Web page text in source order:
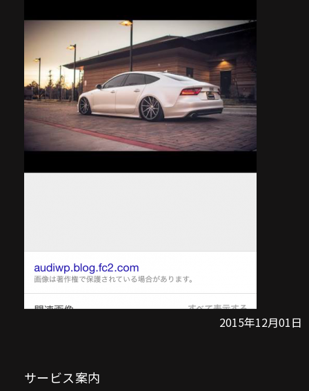
2015年12月01日
サービス案内